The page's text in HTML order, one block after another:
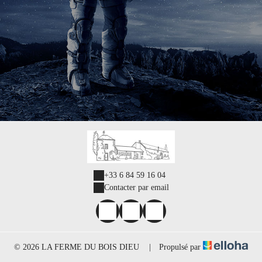
+33 6 84 59 16 04
Contacter par email
© 2026 LA FERME DU BOIS DIEU Propulsé par